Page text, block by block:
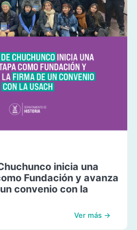
inicia una
Fundación y avanza
convenio con la
Ver más →